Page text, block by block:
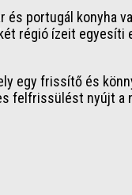
portugál
régió ízeit
egy frissítő és
felfrissülést nyújt a